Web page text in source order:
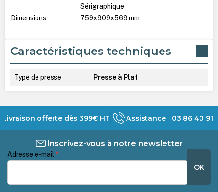
Sérigraphique
Dimensions
759x909x569 mm
Caractéristiques techniques
Type de presse Presse à Plat
Livraison offerte dès 399€ HT Assistance 03 86 40 91
Inscrivez-vous à notre newsletter
Adresse e-mail *
OK